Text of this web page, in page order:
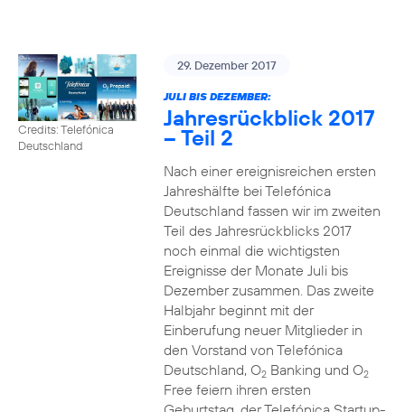
Credits: Telefónica
Deutschland
29. Dezember 2017
JULI BIS DEZEMBER:
Jahresrückblick 2017
– Teil 2
Nach einer ereignisreichen ersten
Jahreshälfte bei Telefónica
Deutschland fassen wir im zweiten
Teil des Jahresrückblicks 2017
noch einmal die wichtigsten
Ereignisse der Monate Juli bis
Dezember zusammen. Das zweite
Halbjahr beginnt mit der
Einberufung neuer Mitglieder in
den Vorstand von Telefónica
Deutschland, O2Banking und O2
Free feiern ihren ersten